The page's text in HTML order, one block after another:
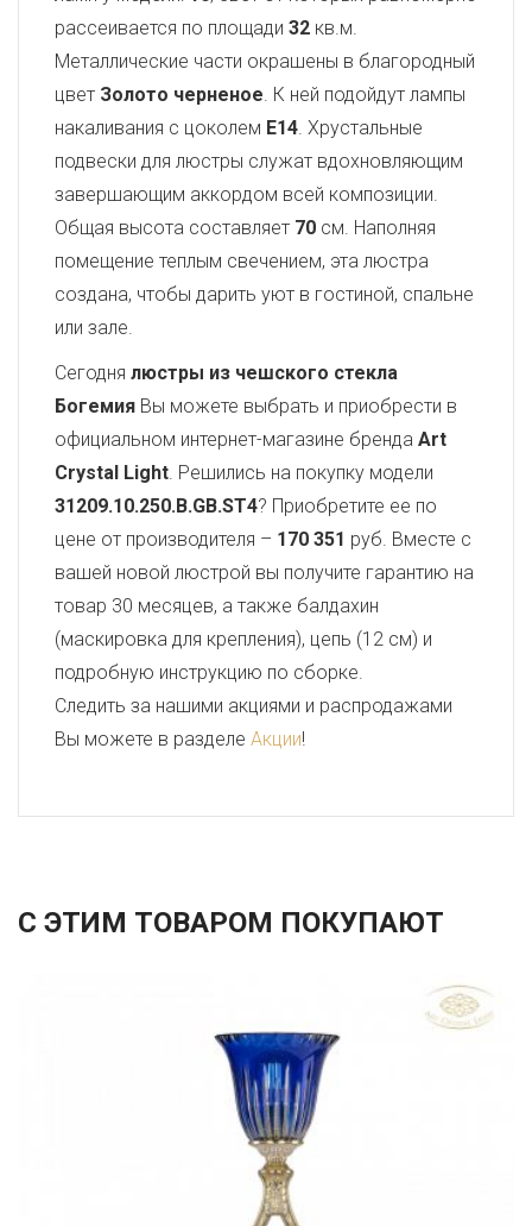
рассеивается по площади 32 кв.м.
Металлические части окрашены в благородный
цвет Золото черненое. К ней подойдут лампы
накаливания с цоколем E14. Хрустальные
подвески для люстры служат вдохновляющим
завершающим аккордом всей композиции.
Общая высота составляет 70 см. Наполняя
помещение теплым свечением, эта люстра
создана, чтобы дарить уют в гостиной, спальне
или зале.
Сегодня люстры из чешского стекла
Богемия Вы можете выбрать и приобрести в
официальном интернет-магазине бренда Art
Crystal Light. Решились на покупку модели
31209.10.250.B.GB.ST4? Приобретите ее по
цене от производителя – 170 351 руб. Вместе с
вашей новой люстрой вы получите гарантию на
товар 30 месяцев, а также балдахин
(маскировка для крепления), цепь (12 см) и
подробную инструкцию по сборке.
Следить за нашими акциями и распродажами
Вы можете в разделе Акции!
С ЭТИМ ТОВАРОМ ПОКУПАЮТ